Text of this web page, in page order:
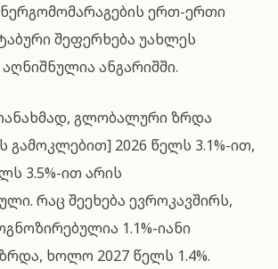
ერთ-ერთი
შეფერხება უახლეს
ანგარიშში.
გლობალური ზრდა
გამოკლებით] 2026 წელს 3.1%-ით,
3.5%-ით არის
რაც შეეხება ევროკავშირს,
1.1%-იანი
ხოლო 2027 წელს 1.4%.